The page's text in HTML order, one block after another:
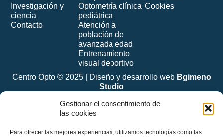
Gestionar el consentimiento de
las cookies
Para ofrecer las mejores experiencias, utilizamos tecnologías como las
Investigación y
ciencia
Contacto
Optometría clínica
pediátrica
Atención a
población de
avanzada edad
Entrenamiento
visual deportivo
Cookies
Centro Opto© 2025 | Diseño y desarrollo web Bgimeno
Studio